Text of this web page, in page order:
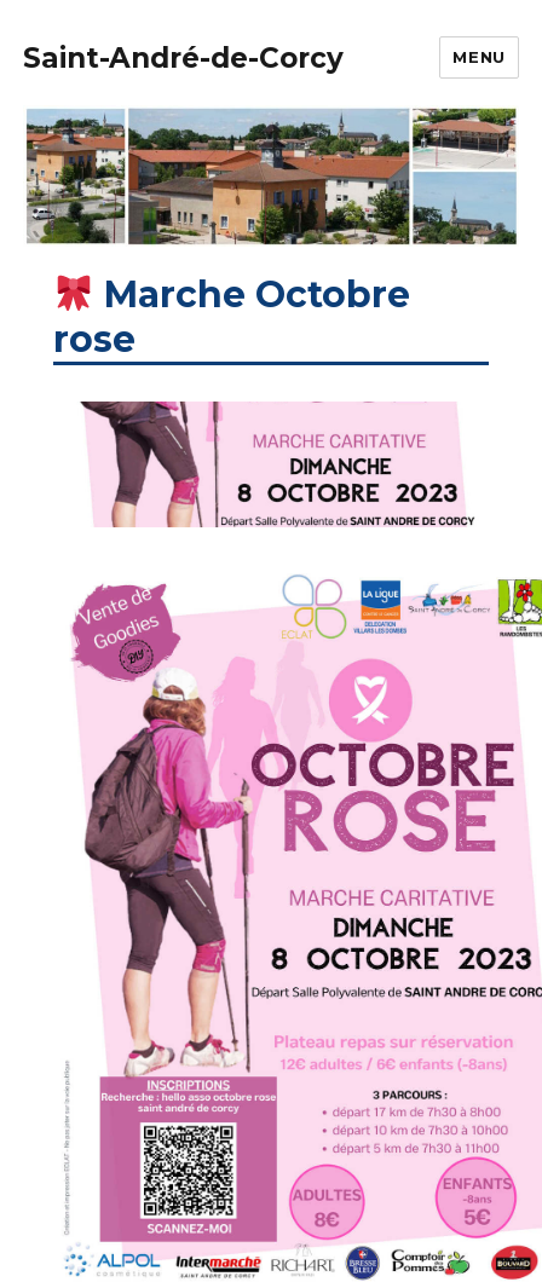
Saint-André-de-Corcy MENU
Marche Octobre
rose